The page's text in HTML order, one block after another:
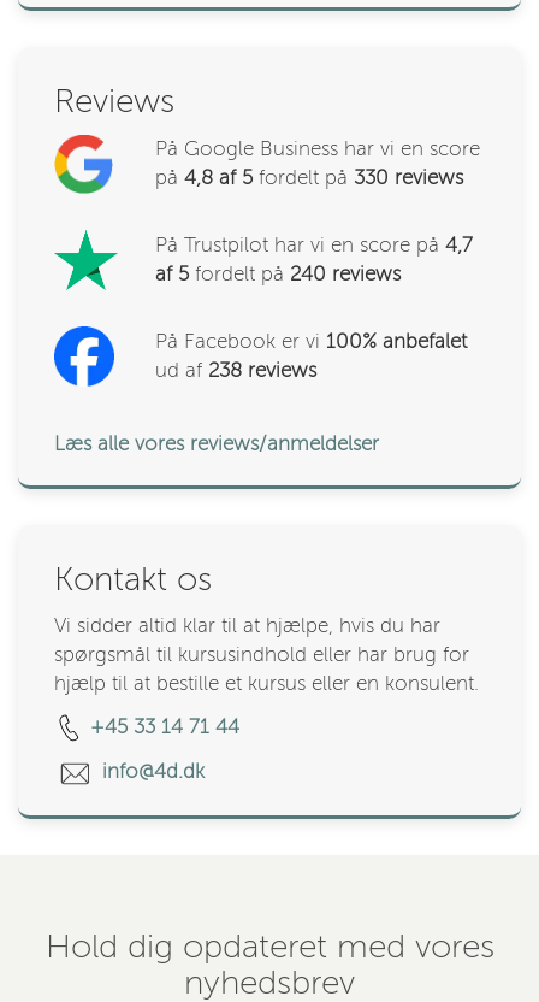
Reviews
På Google Business har vi en score
på 4,8 af 5 fordelt på 330 reviews
På Trustpilot har vi en score på 4,7
af 5 fordelt på 240 reviews
På Facebook er vi 100% anbefalet
ud af 238 reviews
Læs alle vores reviews/anmeldelser
Kontakt os
Vi sidder altid klar til at hjælpe, hvis du har
spørgsmål til kursusindhold eller har brug for
hjælp til at bestille et kursus eller en konsulent.
+45 33 14 71 44
info@4d.dk
Hold dig opdateret med vores
nyhedsbrev